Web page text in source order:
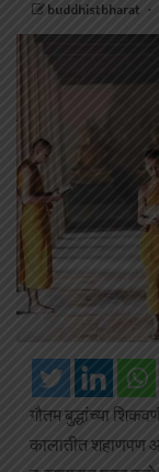
buddhistbharat
गौतम बुद्धांच्या
कालातीत शहाणपण